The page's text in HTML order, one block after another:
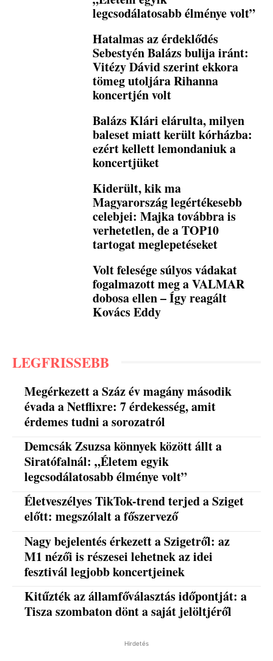
legcsodálatosabb élménye volt”
Hatalmas az érdeklődés
Sebestyén Balázs bulija iránt:
Vitézy Dávid szerint ekkora
tömeg utoljára Rihanna
koncertjén volt
Balázs Klári elárulta, milyen
baleset miatt került kórházba:
ezért kellett lemondaniuk a
koncertjüket
Kiderült, kik ma
Magyarország legértékesebb
celebjei: Majka továbbra is
verhetetlen, de a TOP10
tartogat meglepetéseket
Volt felesége súlyos vádakat
fogalmazott meg a VALMAR
dobosa ellen – Így reagált
Kovács Eddy
LEGFRISSEBB
Megérkezett a Száz év magány második
évada a Netflixre: 7 érdekesség, amit
érdemes tudni a sorozatról
Demcsák Zsuzsa könnyek között állt a
Siratófalnál: „Életem egyik
legcsodálatosabb élménye volt”
Életveszélyes TikTok-trend terjed a Sziget
előtt: megszólalt a főszervező
Nagy bejelentés érkezett a Szigetről: az
M1 nézői is részesei lehetnek az idei
fesztivál legjobb koncertjeinek
Kitűzték az államfőválasztás időpontját: a
Tisza szombaton dönt a saját jelöltjéről
Hirdetés